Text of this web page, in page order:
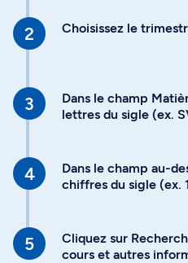
Choisissez le
Dans le champ
lettres du sigle (ex.
Dans le champ au-
chiffres du sigle (ex.
Cliquez sur
cours et autres